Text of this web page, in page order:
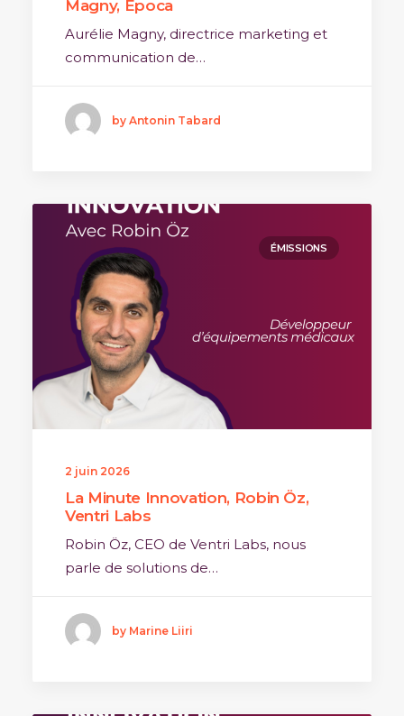
Magny, Epoca
Aurélie Magny, directrice marketing et
communication de…
by Antonin Tabard
ÉMISSIONS
2 juin 2026
La Minute Innovation, Robin Öz,
Ventri Labs
Robin Öz, CEO de Ventri Labs, nous
parle de solutions de…
by Marine Liiri